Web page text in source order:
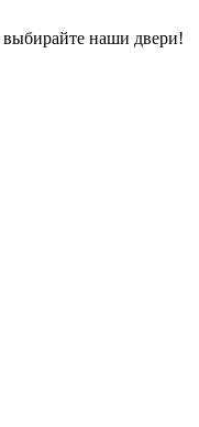
наши двери!